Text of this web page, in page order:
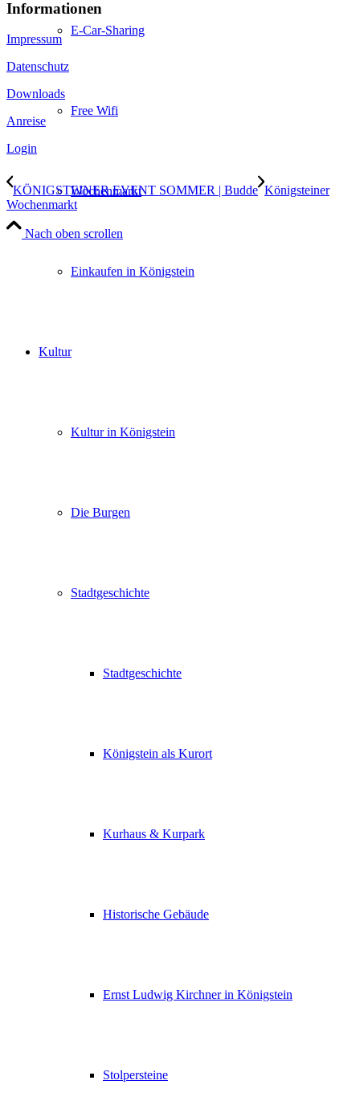
E-Car-Sharing
Free Wifi
Wochenmarkt
Einkaufen in Königstein
Kultur
Kultur in Königstein
Die Burgen
Stadtgeschichte
Stadtgeschichte
Königstein als Kurort
Kurhaus & Kurpark
Historische Gebäude
Ernst Ludwig Kirchner in Königstein
Stolpersteine
Informationen
Impressum
Datenschutz
Downloads
Anreise
Login
KÖNIGSTEINER EVENT SOMMER | Budde Königsteiner
Wochenmarkt
Nach oben scrollen